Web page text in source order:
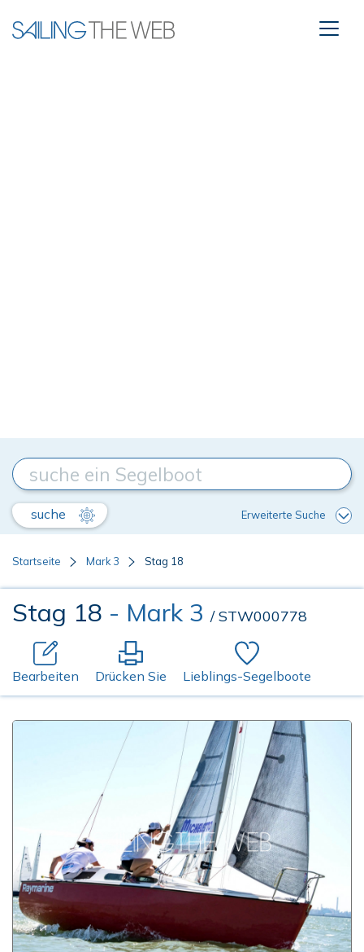
suche Erweiterte Suche
Startseite Mark 3 Stag 18
Stag 18 - Mark 3 / STW000778
Bearbeiten Drücken Sie Lieblings-Segelboote